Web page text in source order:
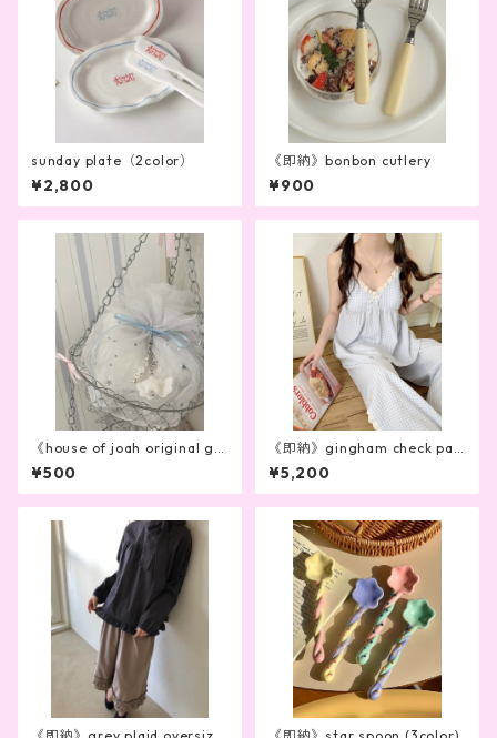
sunday plate（2color）
¥2,800
《即納》bonbon cutlery
¥900
《house of joah original gif
t wrapping》
¥500
《即納》gingham check paj
amas
¥5,200